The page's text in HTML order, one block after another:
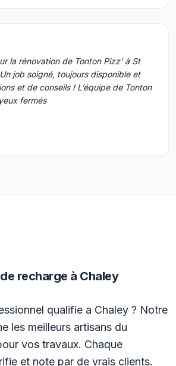
la rénovation de Tonton Pizz’ à St
job soigné, toujours disponible et
et de conseils ! L’équipe de Tonton
fermés
recharge à Chaley
qualifie a Chaley ? Notre
les meilleurs artisans du
vos travaux. Chaque
et note par de vrais clients.